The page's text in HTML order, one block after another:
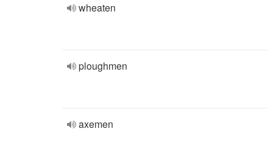
wheaten
ploughmen
axemen